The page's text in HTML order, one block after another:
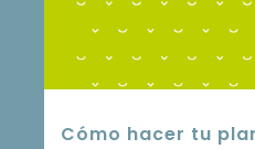
Cómo hacer tu